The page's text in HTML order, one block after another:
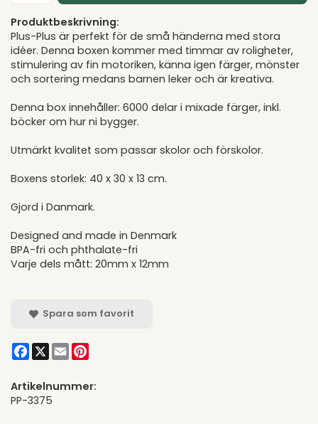
Produktbeskrivning:
Plus-Plus är perfekt för de små händerna med stora
idéer. Denna boxen kommer med timmar av roligheter,
stimulering av fin motoriken, känna igen färger, mönster
och sortering medans barnen leker och är kreativa.
Denna box innehåller: 6000 delar i mixade färger, inkl.
böcker om hur ni bygger.
Utmärkt kvalitet som passar skolor och förskolor.
Boxens storlek: 40 x 30 x 13 cm.
Gjord i Danmark.
Designed and made in Denmark
BPA-fri och phthalate-fri
Varje dels mått: 20mm x 12mm
Spara som favorit
Facebook
X Email
Artikelnummer:
PP-3375